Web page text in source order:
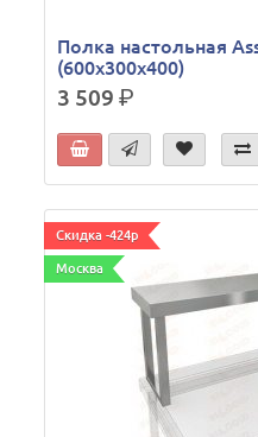
Полка настольная
(600х300х400)
3 509р.
Скидка -424р
Москва